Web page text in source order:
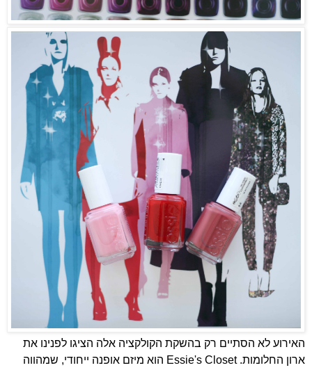
האירוע לא הסתיים רק בהשקת הקולקציה אלה הציגו לפנינו את
ארון החלומות.
Essie's Closet הוא מיזם אופנה ייחודי, שמהווה